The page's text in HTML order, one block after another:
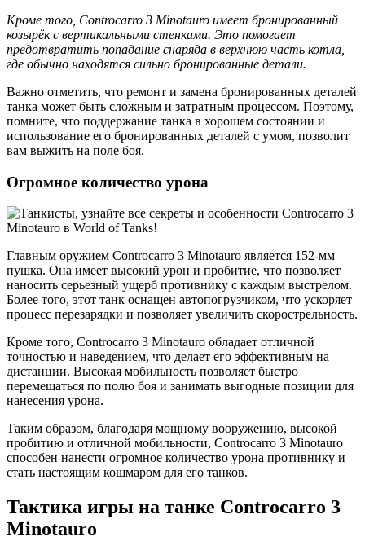
Кроме того, Controcarro 3 Minotauro имеет бронированный
козырёк с вертикальными стенками. Это помогает
предотвратить попадание снаряда в верхнюю часть котла,
где обычно находятся сильно бронированные детали.
Важно отметить, что ремонт и замена бронированных деталей
танка может быть сложным и затратным процессом. Поэтому,
помните, что поддержание танка в хорошем состоянии и
использование его бронированных деталей с умом, позволит
вам выжить на поле боя.
Огромное количество урона
Главным оружием Controcarro 3 Minotauro является 152-мм
пушка. Она имеет высокий урон и пробитие, что позволяет
наносить серьезный ущерб противнику с каждым выстрелом.
Более того, этот танк оснащен автопогрузчиком, что ускоряет
процесс перезарядки и позволяет увеличить скорострельность.
Кроме того, Controcarro 3 Minotauro обладает отличной
точностью и наведением, что делает его эффективным на
дистанции. Высокая мобильность позволяет быстро
перемещаться по полю боя и занимать выгодные позиции для
нанесения урона.
Таким образом, благодаря мощному вооружению, высокой
пробитию и отличной мобильности, Controcarro 3 Minotauro
способен нанести огромное количество урона противнику и
стать настоящим кошмаром для его танков.
Тактика игры на танке Controcarro 3
Minotauro